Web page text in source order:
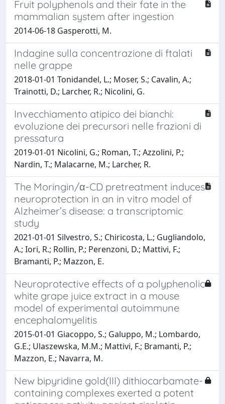
Fruit polyphenols and their fate in the
mammalian system after ingestion
2014-06-18 Gasperotti, M.
Indagine sulla concentrazione di ftalati
nelle grappe
2018-01-01 Tonidandel, L.; Moser, S.; Cavalin, A.;
Trainotti, D.; Larcher, R.; Nicolini, G.
Invecchiamento atipico dei bianchi:
evoluzione dei precursori nelle frazioni di
pressatura
2019-01-01 Nicolini, G.; Roman, T.; Azzolini, P.;
Nardin, T.; Malacarne, M.; Larcher, R.
The Moringin/α-CD pretreatment induces
neuroprotection in an in vitro model of
Alzheimer’s disease: a transcriptomic
study
2021-01-01 Silvestro, S.; Chiricosta, L.; Gugliandolo,
A.; Iori, R.; Rollin, P.; Perenzoni, D.; Mattivi, F.;
Bramanti, P.; Mazzon, E.
Neuroprotective effects of a polyphenolic
white grape juice extract in a mouse
model of experimental autoimmune
encephalomyelitis
2015-01-01 Giacoppo, S.; Galuppo, M.; Lombardo,
G.E.; Ulaszewska, M.M.; Mattivi, F.; Bramanti, P.;
Mazzon, E.; Navarra, M.
New bipyridine gold(III) dithiocarbamate-
containing complexes exerted a potent